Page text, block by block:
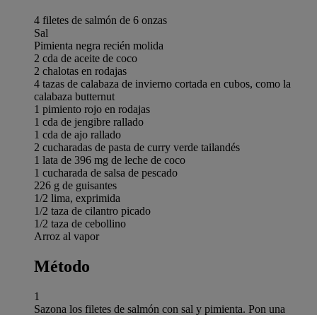
4 filetes de salmón de 6 onzas
Sal
Pimienta negra recién molida
2 cda de aceite de coco
2 chalotas en rodajas
4 tazas de calabaza de invierno cortada en cubos, como la
calabaza butternut
1 pimiento rojo en rodajas
1 cda de jengibre rallado
1 cda de ajo rallado
2 cucharadas de pasta de curry verde tailandés
1 lata de 396 mg de leche de coco
1 cucharada de salsa de pescado
226 g de guisantes
1/2 lima, exprimida
1/2 taza de cilantro picado
1/2 taza de cebollino
Arroz al vapor
Método
1
Sazona los filetes de salmón con sal y pimienta. Pon una